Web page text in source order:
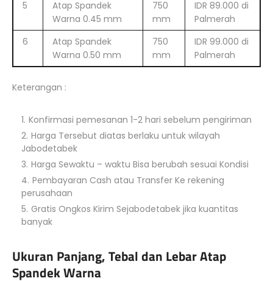
5
Atap Spandek
Warna 0.45 mm
750
mm
IDR 89.000 di
Palmerah
6
Atap Spandek
Warna 0.50 mm
750
mm
IDR 99.000 di
Palmerah
Keterangan :
Konfirmasi pemesanan 1-2 hari sebelum pengiriman
Harga Tersebut diatas berlaku untuk wilayah
Jabodetabek
Harga Sewaktu – waktu Bisa berubah sesuai Kondisi
Pembayaran Cash atau Transfer Ke rekening
perusahaan
Gratis Ongkos Kirim Sejabodetabek jika kuantitas
banyak
Ukuran Panjang, Tebal dan Lebar Atap
Spandek Warna